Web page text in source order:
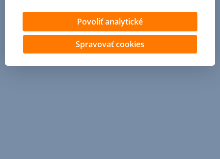
Povoliť analytické
Spravovať cookies